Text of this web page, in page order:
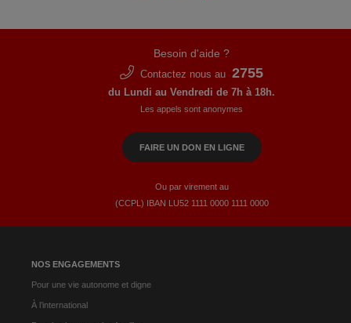
NOS ENGAGEMENTS
Pour une vie autonome et digne
À l’international
Besoin d'aide ?
Contactez nous au 2755
du Lundi au Vendredi de 7h à 18h.
Les appels sont anonymes
FAIRE UN DON EN LIGNE
Ou par virement au
(CCPL) IBAN LU52​ 1111​ 0000​ 1111​ 0000